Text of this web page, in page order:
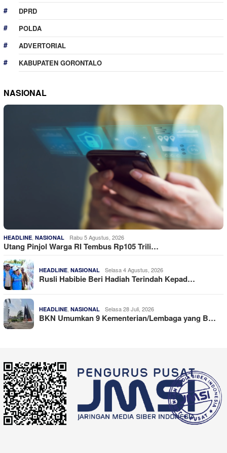
DPRD
POLDA
ADVERTORIAL
KABUPATEN GORONTALO
NASIONAL
HEADLINE NASIONAL Rabu 5 Agustus, 2026
Utang Pinjol Warga RI Tembus Rp105 Trili…
HEADLINE NASIONAL Selasa 4 Agustus, 2026
Rusli Habibie Beri Hadiah Terindah Kepad…
HEADLINE NASIONAL Selasa 28 Juli, 2026
BKN Umumkan 9 Kementerian/Lembaga yang B…